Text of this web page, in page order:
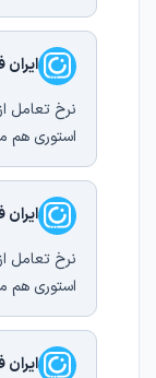
ایران
نرخ تعامل
استوری هم
ایران
نرخ تعامل
استوری هم
ایران